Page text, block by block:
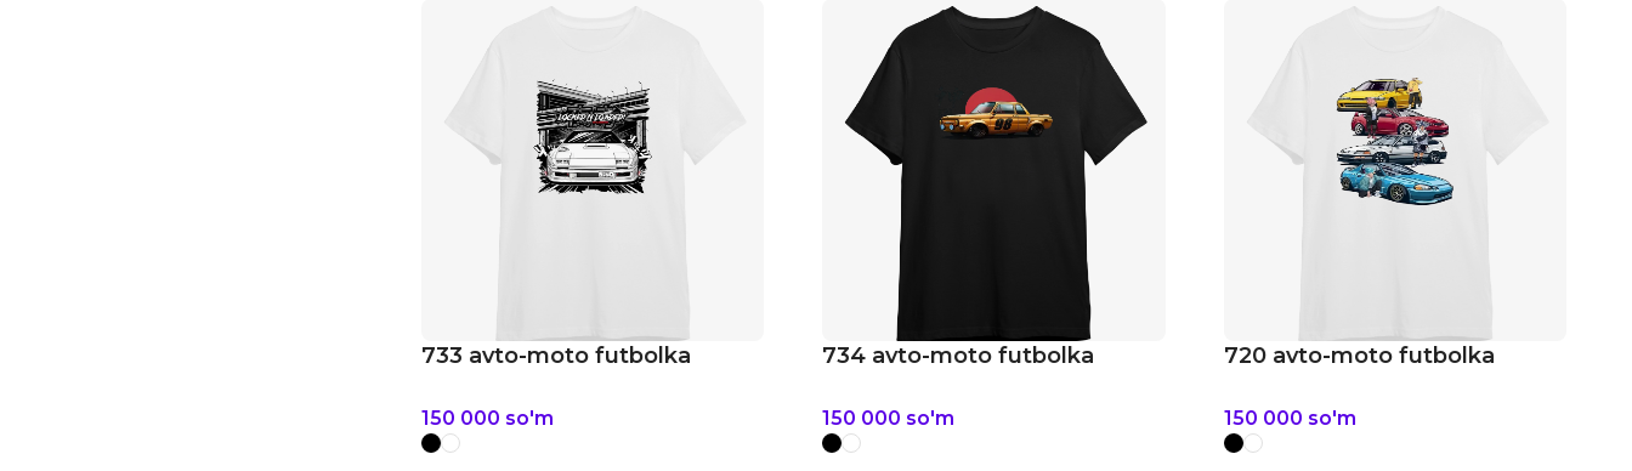
733 avto-moto futbolka
150 000 so'm
734 avto-moto futbolka
150 000 so'm
720 avto-moto futbolka
150 000 so'm